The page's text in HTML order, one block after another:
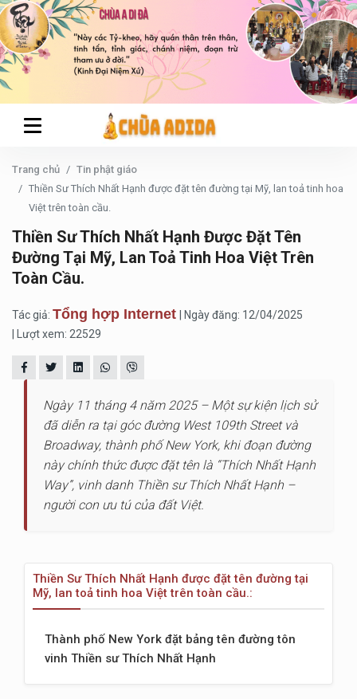
Trang chủ
Tin phật giáo
Thiền Sư Thích Nhất Hạnh được đặt tên đường tại Mỹ, lan toả tinh hoa
Việt trên toàn cầu.
Thiền Sư Thích Nhất Hạnh Được Đặt Tên
Đường Tại Mỹ, Lan Toả Tinh Hoa Việt Trên
Toàn Cầu.
Tác giả: Tổng hợp Internet
| Ngày đăng: 12/04/2025
| Lượt xem: 22529
Ngày 11 tháng 4 năm 2025 – Một sự kiện lịch sử
đã diễn ra tại góc đường West 109th Street và
Broadway, thành phố New York, khi đoạn đường
này chính thức được đặt tên là “Thích Nhất Hạnh
Way”, vinh danh Thiền sư Thích Nhất Hạnh –
người con ưu tú của đất Việt.
Thiền Sư Thích Nhất Hạnh được đặt tên đường tại
Mỹ, lan toả tinh hoa Việt trên toàn cầu.:
Thành phố New York đặt bảng tên đường tôn
vinh Thiền sư Thích Nhất Hạnh